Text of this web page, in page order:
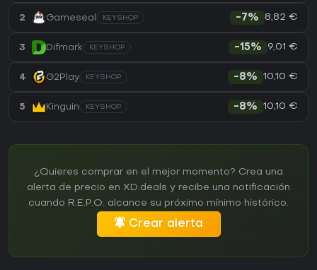
2 Gameseal KEYSHOP -7% 8,82 €
3 Difmark KEYSHOP -15% 9,01 €
4 G2Play KEYSHOP -8% 10,10 €
5 Kinguin KEYSHOP -8% 10,10 €
¿Quieres comprar en el mejor momento? Crea una
alerta de precio en XD.deals y recibe una notificación
cuando R.E.P.O. alcance su próximo mínimo histórico.
Crear alerta